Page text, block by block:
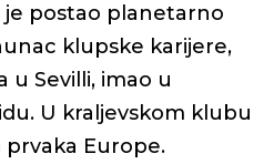
postao planetarno
klupske karijere,
u Sevilli, imao u
U kraljevskom klubu
prvaka Europe.